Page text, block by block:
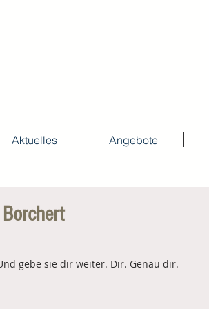
Aktuelles Angebote
gebe sie dir weiter. Dir. Genau dir.